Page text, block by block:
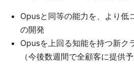
Opusと同等の能力を、より低
の開発
Opusを上回る知能を持つ新ク
（今後数週間で全顧客に提供予